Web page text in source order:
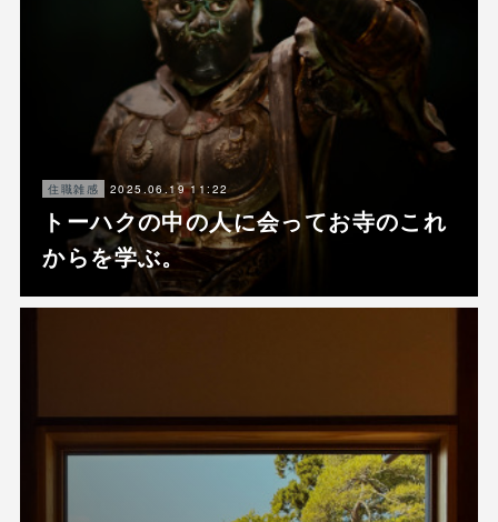
住職雑感 2025.06.19 11:22
トーハクの中の人に会ってお寺のこれ
からを学ぶ。